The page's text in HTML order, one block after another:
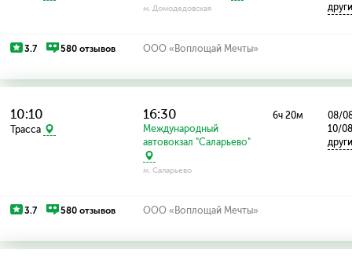
м. Домодедовская
3.7 580 отзывов ООО «Воплощай Мечты»
10:10
Трасса
16:30
Международный
автовокзал "Саларьево"
м. Саларьево
6ч 20м
08/
10/
3.7 580 отзывов ООО «Воплощай Мечты»